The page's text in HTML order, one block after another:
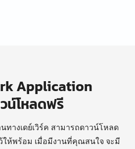
Application
น์โหลดฟรี
ทางเดย์เวิร์ค สามารถดาวน์โหลด
ให้พร้อม เมื่อมีงานที่คุณสนใจ จะมี